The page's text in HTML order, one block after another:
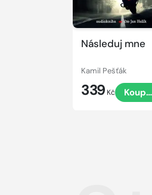
Následuj mne
Kamil Pešťák
339 Kč Koupit